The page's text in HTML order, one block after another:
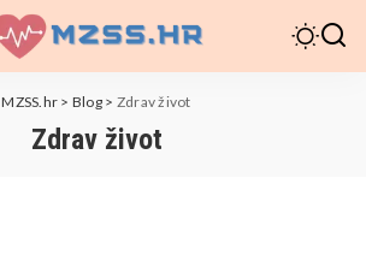
MZSS.hr > Blog > Zdrav život
Zdrav život